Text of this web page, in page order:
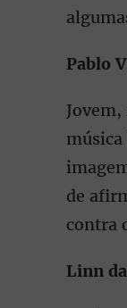
Pablo
música
de
contra
Linn